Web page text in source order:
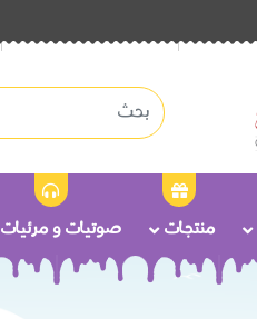
منتجات صوتيات و مرئيات